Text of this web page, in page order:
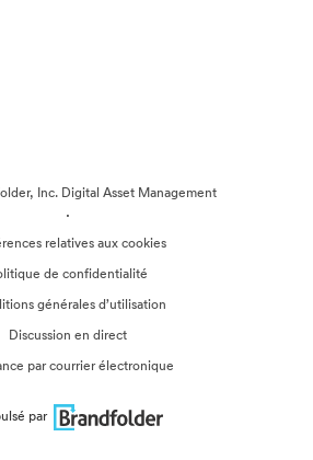
Inc. Digital Asset Management
·
relatives aux cookies
de confidentialité
générales d’utilisation
Discussion en direct
par courrier électronique
par